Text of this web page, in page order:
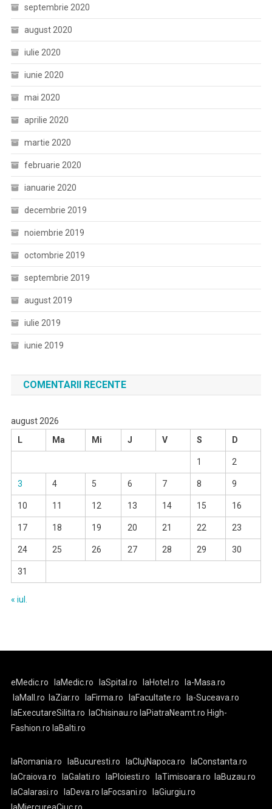
septembrie 2020
august 2020
iulie 2020
iunie 2020
mai 2020
aprilie 2020
martie 2020
februarie 2020
ianuarie 2020
decembrie 2019
noiembrie 2019
octombrie 2019
septembrie 2019
august 2019
iulie 2019
iunie 2019
COMENTARII RECENTE
august 2026
L
Ma Mi J V S D
1 2
3 4 5 6 7 8 9
10 11 12 13 14 15 16
17 18 19 20 21 22 23
24 25 26 27 28 29 30
31
« iul.
eMedic.ro laMedic.ro laSpital.ro laHotel.ro
la-Masa.ro
laMall.ro
laZiar.ro laFirma.ro laFacultate.ro
la-Suceava.ro
laExecutareSilita.ro
laChisinau.ro laPiatraNeamt.ro High-
Fashion.ro laBalti.ro
laRomania.ro laBucuresti.ro laClujNapoca.ro
laConstanta.ro
laCraiova.ro
laGalati.ro laPloiesti.ro laTimisoara.ro
laBuzau.ro
laCalarasi.ro
laDeva.ro laFocsani.ro
laGiurgiu.ro